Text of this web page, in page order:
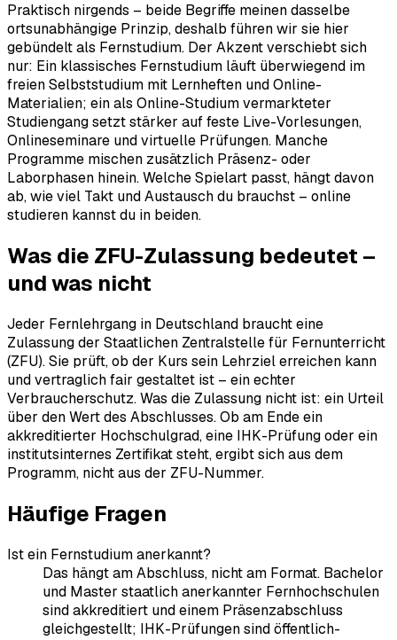
Praktisch nirgends – beide Begriffe meinen dasselbe
ortsunabhängige Prinzip, deshalb führen wir sie hier
gebündelt als Fernstudium. Der Akzent verschiebt sich
nur: Ein klassisches Fernstudium läuft überwiegend im
freien Selbststudium mit Lernheften und Online-
Materialien; ein als Online-Studium vermarkteter
Studiengang setzt stärker auf feste Live-Vorlesungen,
Onlineseminare und virtuelle Prüfungen. Manche
Programme mischen zusätzlich Präsenz- oder
Laborphasen hinein. Welche Spielart passt, hängt davon
ab, wie viel Takt und Austausch du brauchst – online
studieren kannst du in beiden.
Was die ZFU-Zulassung bedeutet –
und was nicht
Jeder Fernlehrgang in Deutschland braucht eine
Zulassung der Staatlichen Zentralstelle für Fernunterricht
(ZFU). Sie prüft, ob der Kurs sein Lehrziel erreichen kann
und vertraglich fair gestaltet ist – ein echter
Verbraucherschutz. Was die Zulassung nicht ist: ein Urteil
über den Wert des Abschlusses. Ob am Ende ein
akkreditierter Hochschulgrad, eine IHK-Prüfung oder ein
institutsinternes Zertifikat steht, ergibt sich aus dem
Programm, nicht aus der ZFU-Nummer.
Häufige Fragen
Ist ein Fernstudium anerkannt?
Das hängt am Abschluss, nicht am Format. Bachelor
und Master staatlich anerkannter Fernhochschulen
sind akkreditiert und einem Präsenzabschluss
gleichgestellt; IHK-Prüfungen sind öffentlich-